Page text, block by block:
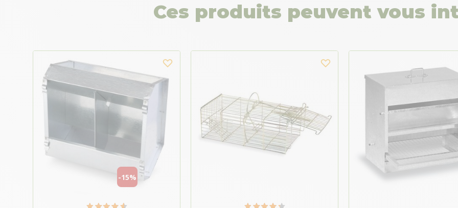
Ces produits peuvent vous
-15%